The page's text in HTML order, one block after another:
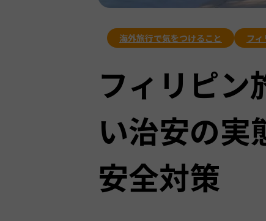
海外旅行で気をつけること フ
フィリピン
い治安の実
安全対策